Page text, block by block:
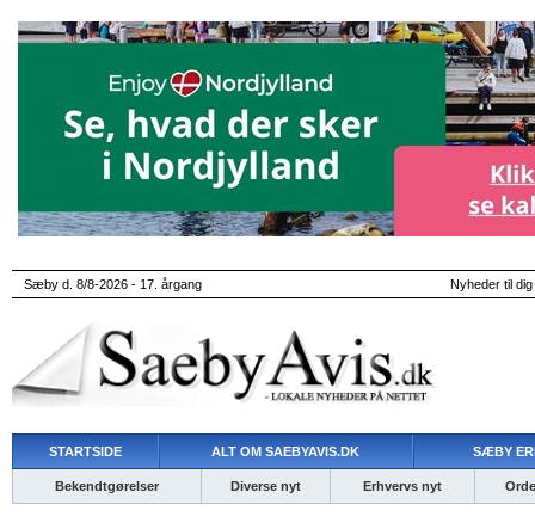
Sæby d. 8/8-2026 - 17. årgang Nyheder til
STARTSIDE ALT OM SAEBYAVIS.DK SÆBY
Bekendtgørelser Diverse nyt Erhvervs nyt